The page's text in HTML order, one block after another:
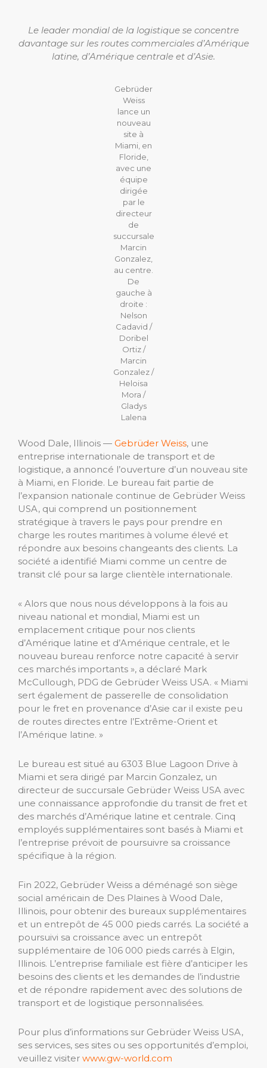
Le leader mondial de la logistique se concentre
davantage sur les routes commerciales d’Amérique
latine, d’Amérique centrale et d’Asie.
Gebrüder
Weiss
lance un
nouveau
site à
Miami, en
Floride,
avec une
équipe
dirigée
par le
directeur
de
succursale
Marcin
Gonzalez,
au centre.
De
gauche à
droite :
Nelson
Cadavid /
Doribel
Ortiz /
Marcin
Gonzalez /
Heloisa
Mora /
Gladys
Lalena
Wood Dale, Illinois — Gebrüder Weiss, une
entreprise internationale de transport et de
logistique, a annoncé l’ouverture d’un nouveau site
à Miami, en Floride. Le bureau fait partie de
l’expansion nationale continue de Gebrüder Weiss
USA, qui comprend un positionnement
stratégique à travers le pays pour prendre en
charge les routes maritimes à volume élevé et
répondre aux besoins changeants des clients. La
société a identifié Miami comme un centre de
transit clé pour sa large clientèle internationale.
« Alors que nous nous développons à la fois au
niveau national et mondial, Miami est un
emplacement critique pour nos clients
d’Amérique latine et d’Amérique centrale, et le
nouveau bureau renforce notre capacité à servir
ces marchés importants », a déclaré Mark
McCullough, PDG de Gebrüder Weiss USA. « Miami
sert également de passerelle de consolidation
pour le fret en provenance d’Asie car il existe peu
de routes directes entre l’Extrême-Orient et
l’Amérique latine. »
Le bureau est situé au 6303 Blue Lagoon Drive à
Miami et sera dirigé par Marcin Gonzalez, un
directeur de succursale Gebrüder Weiss USA avec
une connaissance approfondie du transit de fret et
des marchés d’Amérique latine et centrale. Cinq
employés supplémentaires sont basés à Miami et
l’entreprise prévoit de poursuivre sa croissance
spécifique à la région.
Fin 2022, Gebrüder Weiss a déménagé son siège
social américain de Des Plaines à Wood Dale,
Illinois, pour obtenir des bureaux supplémentaires
et un entrepôt de 45 000 pieds carrés. La société a
poursuivi sa croissance avec un entrepôt
supplémentaire de 106 000 pieds carrés à Elgin,
Illinois. L’entreprise familiale est fière d’anticiper les
besoins des clients et les demandes de l’industrie
et de répondre rapidement avec des solutions de
transport et de logistique personnalisées.
Pour plus d’informations sur Gebrüder Weiss USA,
ses services, ses sites ou ses opportunités d’emploi,
veuillez visiter www.gw-world.com